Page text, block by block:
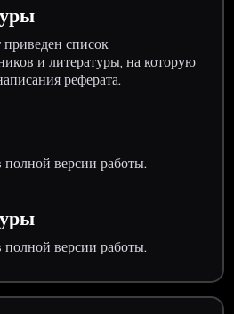
приведен список
и литературы, на которую
реферата.
версии работы.
версии работы.